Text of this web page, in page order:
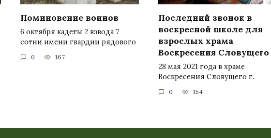
Поминовение воинов
6 октября кадеты 2 взвода 7
сотни имени гвардии рядового
0 167
Последний звонок в
воскресной школе для
взрослых храма
Воскресения Словущего
28 мая 2021 года в храме
Воскресения Словущего г.
0 154